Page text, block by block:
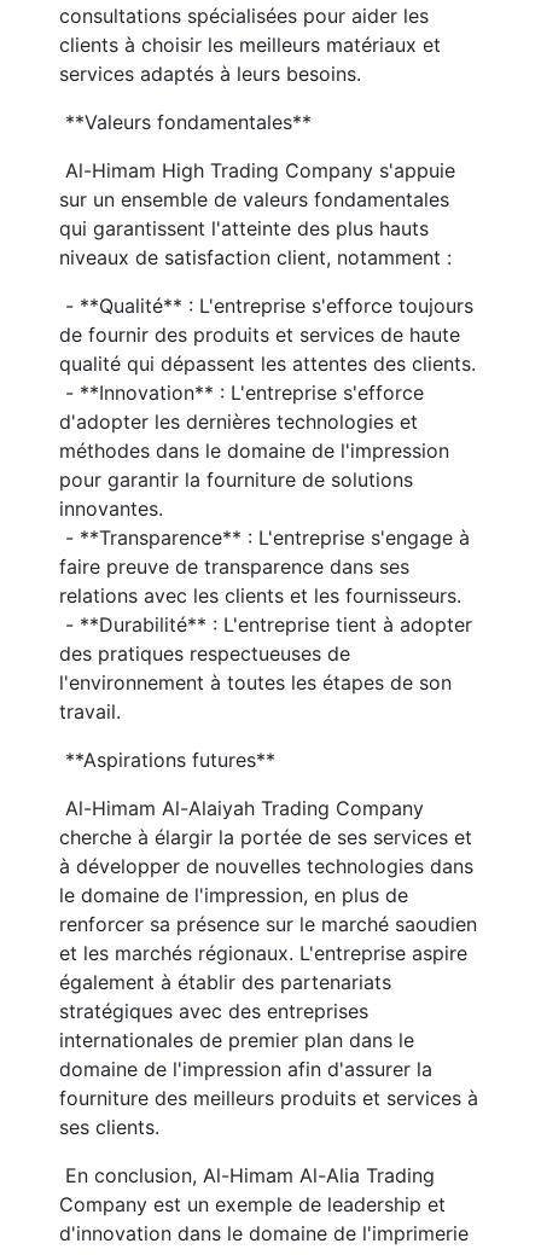
consultations spécialisées pour aider les
clients à choisir les meilleurs matériaux et
services adaptés à leurs besoins.
**Valeurs fondamentales**
sur un ensemble de valeurs fondamentales
qui garantissent l'atteinte des plus hauts
niveaux de satisfaction client, notamment :
de fournir des produits et services de haute
qualité qui dépassent les attentes des clients.
d'adopter les dernières technologies et
méthodes dans le domaine de l'impression
pour garantir la fourniture de solutions
innovantes.
faire preuve de transparence dans ses
relations avec les clients et les fournisseurs.
des pratiques respectueuses de
l'environnement à toutes les étapes de son
travail.
**Aspirations futures**
cherche à élargir la portée de ses services et
à développer de nouvelles technologies dans
le domaine de l'impression, en plus de
renforcer sa présence sur le marché saoudien
et les marchés régionaux. L'entreprise aspire
également à établir des partenariats
stratégiques avec des entreprises
internationales de premier plan dans le
domaine de l'impression afin d'assurer la
fourniture des meilleurs produits et services à
ses clients.
Company est un exemple de leadership et
d'innovation dans le domaine de l'imprimerie